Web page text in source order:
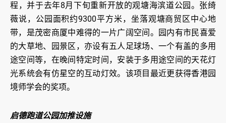
程，并于去年8月下旬重新开放的观塘海滨道公园。张绮
薇说，公园面积约9300平方米，坐落观塘商贸区中心地
带，是茂密商厦中难得的一片广阔空间。园内有市民喜爱
的大草地、园景区，亦设有五人足球场、一个有盖的多用
途空间等，在晚间特定时间，安装于多用途空间的天花灯
光系统会有仿星空的互动灯效。该项目最近更获得香港园
境师学会的奖项。
启德跑道公园加推设施